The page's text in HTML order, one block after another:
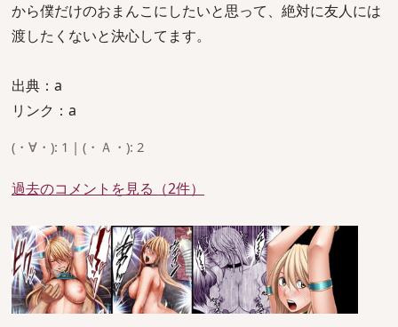
から僕だけのおまんこにしたいと思って、絶対に友人には
渡したくないと決心してます。
出典：a
リンク：a
(・∀・): 1 | (・Ａ・): 2
過去のコメントを見る（2件）